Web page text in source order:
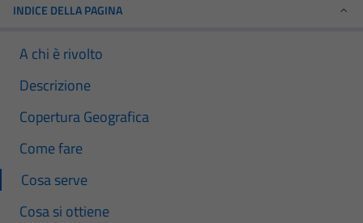
INDICE DELLA PAGINA
A chi è rivolto
Descrizione
Copertura Geografica
Come fare
Cosa serve
Cosa si ottiene